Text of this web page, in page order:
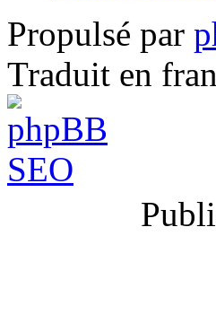
Propulsé par
Traduit en